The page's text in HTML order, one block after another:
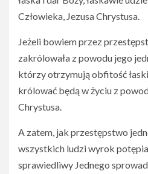
Człowieka, Jezusa Chrystusa.
Jeżeli bowiem przez
zakrólowała z powodu jego
którzy otrzymują obfitość
królować będą w życiu z
Chrystusa.
A zatem, jak przestępstwo
wszystkich ludzi wyrok
sprawiedliwy Jednego